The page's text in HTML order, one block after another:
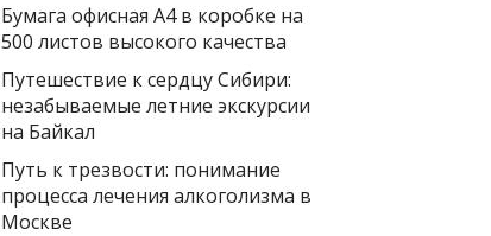
Бумага офисная А4 в коробке на
500 листов высокого качества
Путешествие к сердцу Сибири:
незабываемые летние экскурсии
на Байкал
Путь к трезвости: понимание
процесса лечения алкоголизма в
Москве